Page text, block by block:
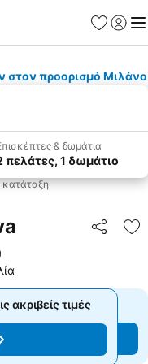
προορισμό Μιλάνο
& δωμάτια
πελάτες, 1 δωμάτιο
ακριβείς τιμές
ακριβείς τιμές